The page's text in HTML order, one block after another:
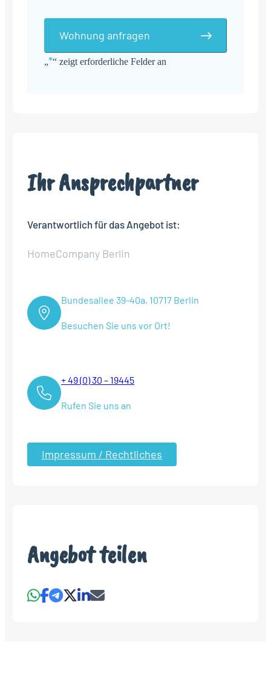
„*“ zeigt erforderliche Felder an
Wohnung anfragen
Ihr Ansprechpartner
Verantwortlich für das Angebot ist:
HomeCompany Berlin
Bundesallee 39-40a, 10717 Berlin
Besuchen Sie uns vor Ort!
+ 49 (0) 30 – 19445
Rufen Sie uns an
Impressum / Rechtliches
Angebot teilen